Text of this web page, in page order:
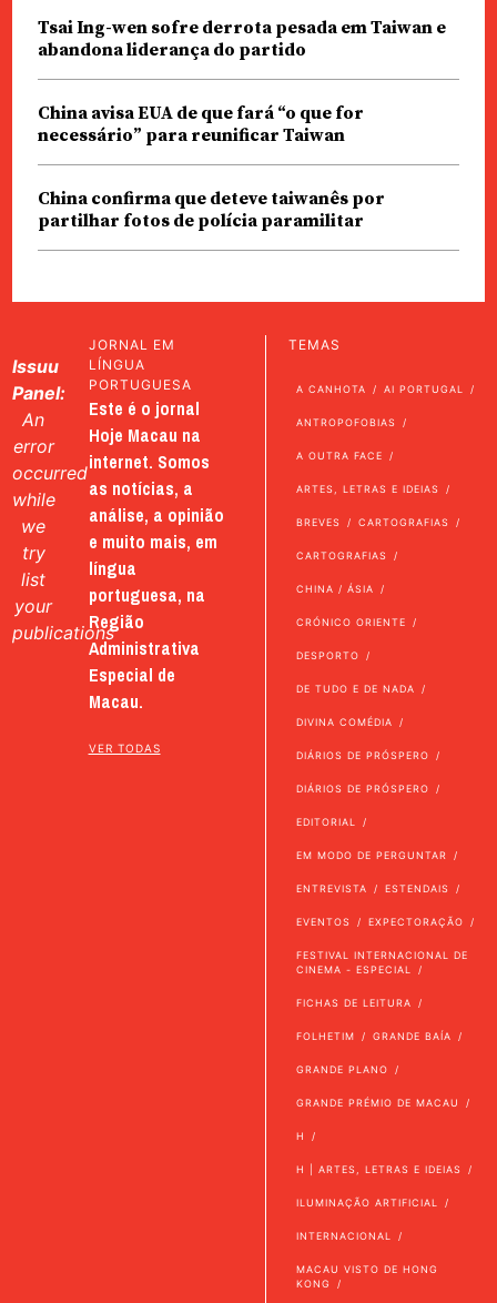
Tsai Ing-wen sofre derrota pesada em Taiwan e
abandona liderança do partido
China avisa EUA de que fará “o que for
necessário” para reunificar Taiwan
China confirma que deteve taiwanês por
partilhar fotos de polícia paramilitar
Issuu
Panel:
An
error
occurred
while
we
try
list
your
publications
JORNAL EM
LÍNGUA
PORTUGUESA
Este é o jornal
Hoje Macau na
internet. Somos
as notícias, a
análise, a opinião
e muito mais, em
língua
portuguesa, na
Região
Administrativa
Especial de
Macau.
VER TODAS
TEMAS
A CANHOTA AI PORTUGAL
ANTROPOFOBIAS
A OUTRA FACE
ARTES, LETRAS E IDEIAS
BREVES CARTOGRAFIAS
CARTOGRAFIAS
CHINA / ÁSIA
CRÓNICO ORIENTE
DESPORTO
DE TUDO E DE NADA
DIVINA COMÉDIA
DIÁRIOS DE PRÓSPERO
DIÁRIOS DE PRÓSPERO
EDITORIAL
EM MODO DE PERGUNTAR
ENTREVISTA ESTENDAIS
EVENTOS EXPECTORAÇÃO
FESTIVAL INTERNACIONAL DE
CINEMA - ESPECIAL
FICHAS DE LEITURA
FOLHETIM GRANDE BAÍA
GRANDE PLANO
GRANDE PRÉMIO DE MACAU
H
H | ARTES, LETRAS E IDEIAS
ILUMINAÇÃO ARTIFICIAL
INTERNACIONAL
MACAU VISTO DE HONG
KONG